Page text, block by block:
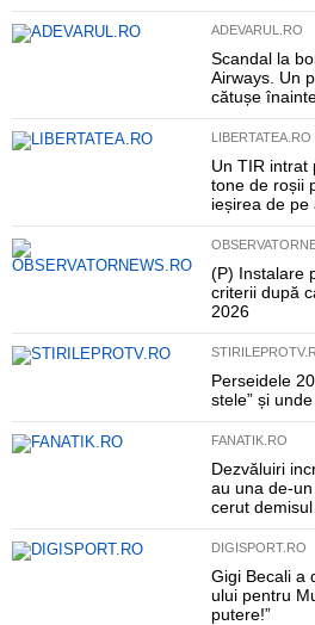
ADEVARUL.RO
Scandal la
Airways. Un
cătușe
LIBERTATEA.RO
Un TIR intrat
tone de roșii
ieșirea de pe
(P) Instalare
criterii după
2026
Perseidele
stele” și
FANATIK.RO
Dezvăluiri
au una de-
cerut
DIGISPORT.RO
Gigi Becali a
ului pentru
putere!”